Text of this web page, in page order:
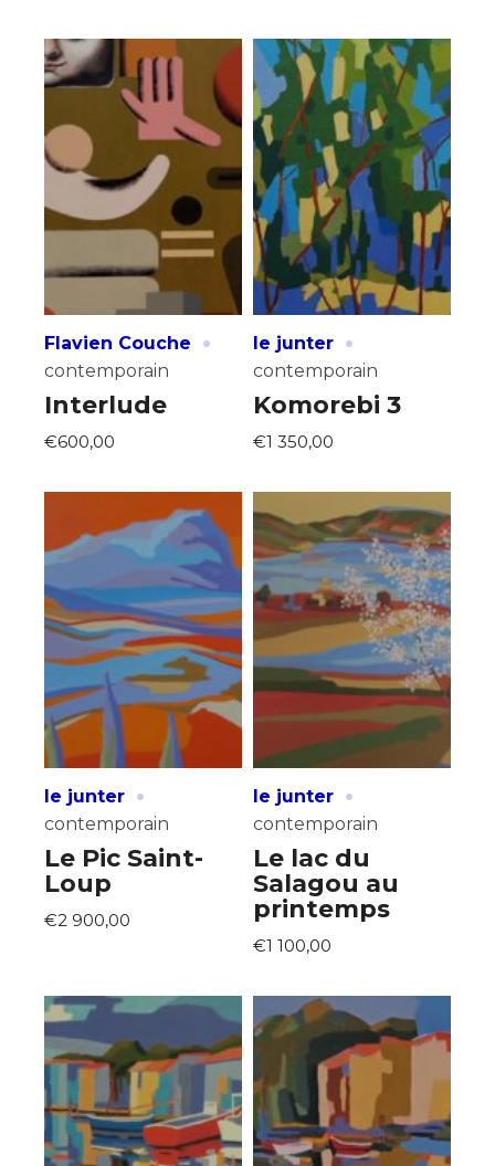
* Champ obligatoire
Statut / Organisation
J'accepte lestermes et conditions
* Champ obligatoire
Flavien Couche ·
contemporain
Interlude
€600,00
le junter ·
contemporain
Komorebi 3
€1 350,00
le junter ·
contemporain
Le Pic Saint-
Loup
€2 900,00
le junter ·
contemporain
Le lac du
Salagou au
printemps
€1 100,00